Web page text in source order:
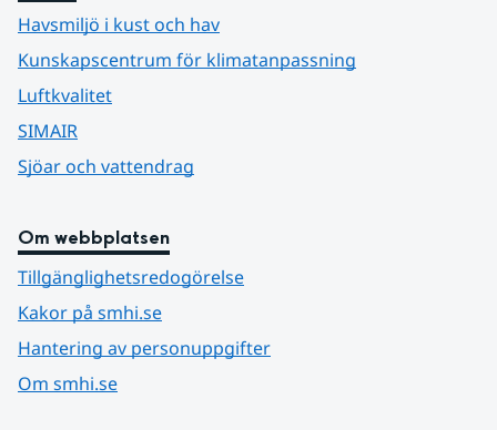
Havsmiljö i kust och hav
Kunskapscentrum för klimatanpassning
Luftkvalitet
SIMAIR
Sjöar och vattendrag
Om webbplatsen
Tillgänglighetsredogörelse
Kakor på smhi.se
Hantering av personuppgifter
Om smhi.se